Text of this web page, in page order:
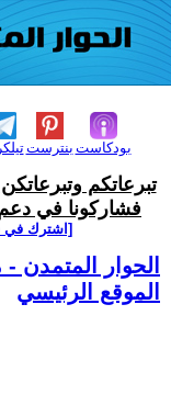
بنترست بودكاست
تبرعاتكم
فشاركونا في دعم
[اشترك في
الحوار المتمدن -
الموقع الرئيسي